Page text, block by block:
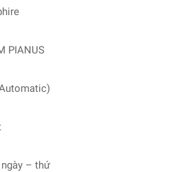
PIANUS
– thứ